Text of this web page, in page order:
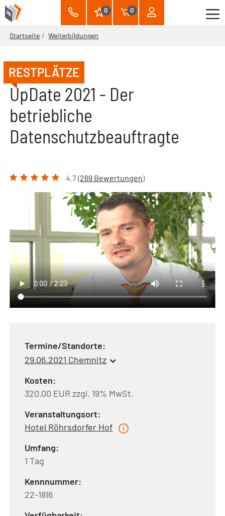
0 0
Startseite Weiterbildungen
RESTPLÄTZE
UpDate 2021 - Der
betriebliche
Datenschutzbeauftragte
4.7 (269 Bewertungen)
Termine/Standorte:
29.06.2021 Chemnitz
Kosten:
320.00 EUR zzgl. 19% MwSt.
Veranstaltungsort:
Hotel Röhrsdorfer Hof
Umfang:
1 Tag
Kennnummer:
22-1816